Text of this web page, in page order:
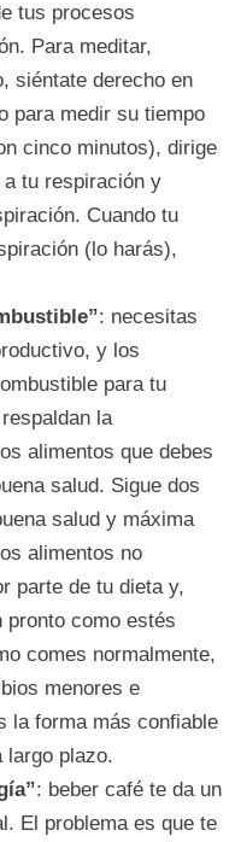
tus procesos
Para meditar,
siéntate derecho en
para medir su tiempo
cinco minutos), dirige
tu respiración y
Cuando tu
(lo harás),
: necesitas
y los
para tu
la
alimentos que debes
salud. Sigue dos
salud y máxima
alimentos no
parte de tu dieta y,
pronto como estés
comes normalmente,
menores e
la forma más confiable
largo plazo.
: beber café te da un
El problema es que te